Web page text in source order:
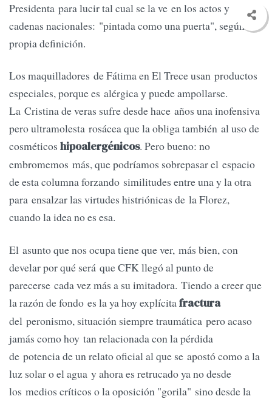
Presidenta para lucir tal cual se la ve en los actos y
cadenas nacionales: "pintada como una puerta", según su
propia definición.
Los maquilladores de Fátima en El Trece usan productos
especiales, porque es alérgica y puede ampollarse.
La Cristina de veras sufre desde hace años una inofensiva
pero ultramolesta rosácea que la obliga también al uso de
cosméticos hipoalergénicos. Pero bueno: no
embromemos más, que podríamos sobrepasar el espacio
de esta columna forzando similitudes entre una y la otra
para ensalzar las virtudes histriónicas de la Florez,
cuando la idea no es esa.
El asunto que nos ocupa tiene que ver, más bien, con
develar por qué será que CFK llegó al punto de
parecerse cada vez más a su imitadora. Tiendo a creer que
la razón de fondo es la ya hoy explícitafractura
del peronismo, situación siempre traumática pero acaso
jamás como hoy tan relacionada con la pérdida
de potencia de un relato oficial al que se apostó como a la
luz solar o el agua y ahora es retrucado ya no desde
los medios críticos o la oposición "gorila" sino desde la